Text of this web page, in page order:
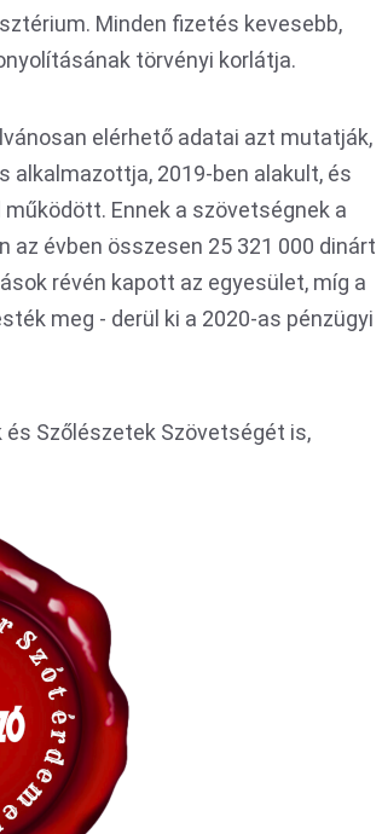
Minden fizetés kevesebb,
törvényi korlátja.
elérhető adatai azt mutatják,
alkalmazottja, 2019-ben alakult, és
Ennek a szövetségnek a
az évben összesen 25 321 000 dinárt
révén kapott az egyesület, míg a
meg - derül ki a 2020-as pénzügyi
Szőlészetek Szövetségét is,